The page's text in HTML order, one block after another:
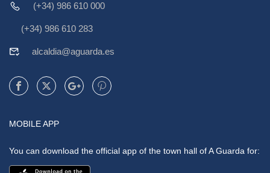
(+34) 986 610 000
(+34) 986 610 283
alcaldia@aguarda.es
MOBILE APP
You can download the official app of the town hall of A Guarda for: